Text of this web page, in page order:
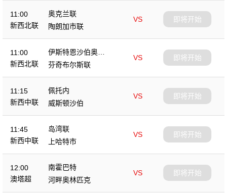
11:00
新西北联
奥克兰联
VS
陶朗加市联
即将开始
11:00
新西北联
伊斯特恩沙伯奥克
兰
VS
芬奇布尔斯联
即将开始
11:15
新西中联
佩托内
VS
威斯顿沙伯
即将开始
11:45
新西中联
岛湾联
VS
上哈特市
即将开始
12:00
澳塔超
南霍巴特
VS
河畔奥林匹克
即将开始